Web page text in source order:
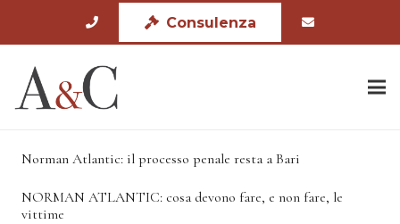
Consulenza
Norman Atlantic: il processo penale resta a Bari
NORMAN ATLANTIC: cosa devono fare, e non fare, le
vittime